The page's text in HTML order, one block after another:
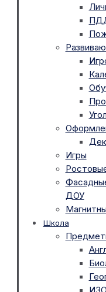
Игры
ДОУ
Школа